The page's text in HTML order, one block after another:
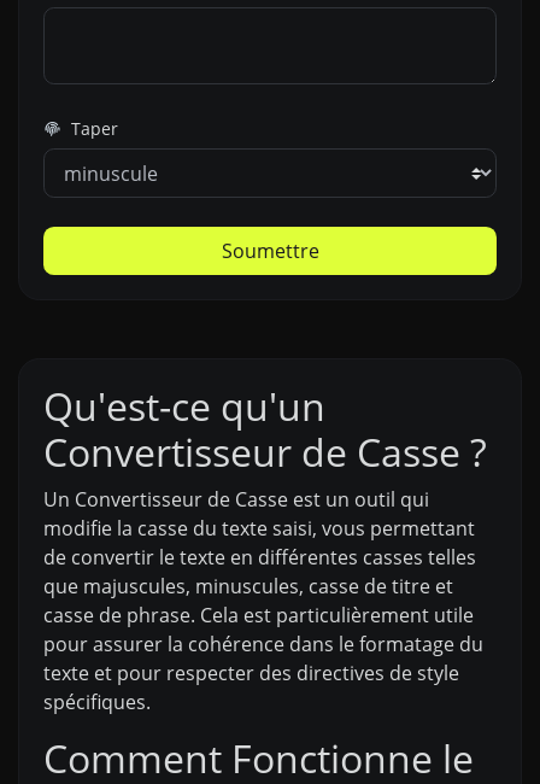
Taper
Soumettre
Qu'est-ce qu'un
Convertisseur de Casse ?
Un Convertisseur de Casse est un outil qui
modifie la casse du texte saisi, vous permettant
de convertir le texte en différentes casses telles
que majuscules, minuscules, casse de titre et
casse de phrase. Cela est particulièrement utile
pour assurer la cohérence dans le formatage du
texte et pour respecter des directives de style
spécifiques.
Comment Fonctionne le